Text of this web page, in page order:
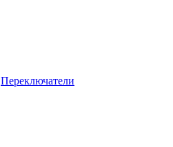
Переключатели